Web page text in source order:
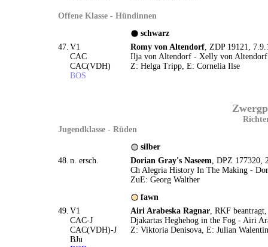
Offene Klasse - Hündinnen
schwarz
47. V1
CAC
CAC(VDH)
BOS
Romy von Altendorf, ZDP 19121,
Ilja von Altendorf - Xelly von Altendorf
Z: Helga Tripp, E: Cornelia Ilse
Jugendklasse - Rüden
silber
48. n. ersch. Dorian Gray's Naseem, DPZ 177320,
Ch Alegria History In The Making -
ZuE: Georg Walther
fawn
49. V1
CAC-J
CAC(VDH)-J
BJu
Airi Arabeska Ragnar, RKF
Djakartas Heghehog in the Fog - Airi
Z: Viktoria Denisova, E: Julian Walentin